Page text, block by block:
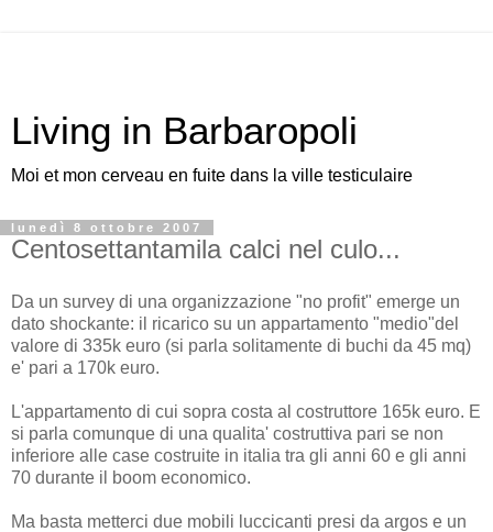
Living in Barbaropoli
Moi et mon cerveau en fuite dans la ville testiculaire
lunedì 8 ottobre 2007
Centosettantamila calci nel culo...
Da un survey di una organizzazione "no profit" emerge un
dato shockante: il ricarico su un appartamento "medio"del
valore di 335k euro (si parla solitamente di buchi da 45 mq)
e' pari a 170k euro.
L'appartamento di cui sopra costa al costruttore 165k euro. E
si parla comunque di una qualita' costruttiva pari se non
inferiore alle case costruite in italia tra gli anni 60 e gli anni
70 durante il boom economico.
Ma basta metterci due mobili luccicanti presi da argos e un